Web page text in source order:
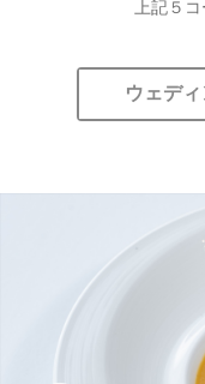
上記５
ウェデ